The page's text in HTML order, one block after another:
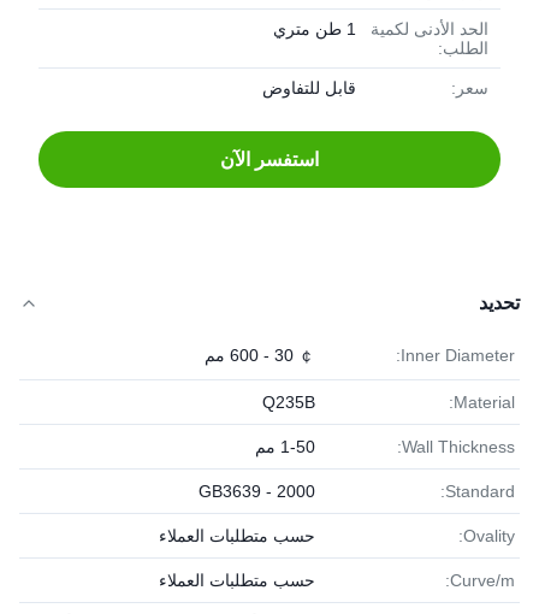
الحد الأدنى لكمية
الطلب:
1 طن متري
سعر: قابل للتفاوض
استفسر الآن
تحديد
Inner Diameter: ￠ 30 - 600 مم
Material:
Q235B
Wall Thickness: 1-50 مم
Standard:
GB3639 - 2000
Ovality: حسب متطلبات العملاء
Curve/m: حسب متطلبات العملاء